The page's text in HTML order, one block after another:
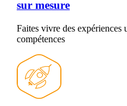
sur mesure
Faites vivre des expériences
compétences